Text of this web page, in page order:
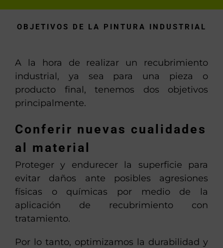
OBJETIVOS DE LA PINTURA INDUSTRIAL
A la hora de realizar un recubrimiento
industrial, ya sea para una pieza o
producto final, tenemos dos objetivos
principalmente.
Conferir nuevas cualidades
al material
Proteger y endurecer la superficie para
evitar daños ante posibles agresiones
físicas o químicas por medio de la
aplicación de recubrimiento con
tratamiento.
Por lo tanto, optimizamos la durabilidad y